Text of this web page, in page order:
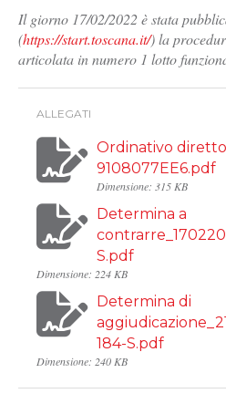
Il giorno 17/02/2022 è stata
(https://start.toscana.it/) la
articolata in numero 1 lotto
ALLEGATI
Ordinativo
9108077EE6.pdf
Dimensione: 315 KB
Determina a
S.pdf
Dimensione: 224 KB
Determina di
184-S.pdf
Dimensione: 240 KB